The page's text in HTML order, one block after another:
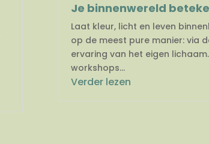
Je binnenwereld
Laat kleur, licht en leven
op de meest pure manier: via
ervaring van het eigen
workshops...
Verder lezen